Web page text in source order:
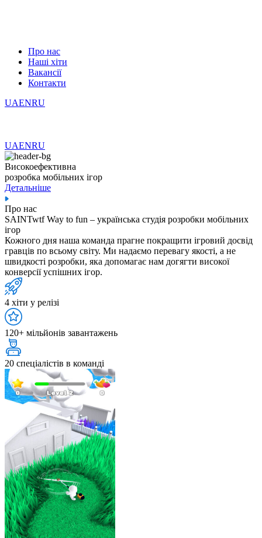
Про нас
Наші хіти
Вакансії
Контакти
UAENRU
UAENRU
Високоефективна
розробка мобільних ігор
Детальніше
Про нас
SAINTwtf Way to fun – українська студія розробки мобільних
ігор
Кожного дня наша команда прагне покращити ігровий досвід
гравців по всьому світу. Ми надаємо перевагу якості, а не
швидкості розробки, яка допомагає нам догягти високої
конверсії успішних ігор.
4 хіти у релізі
120+ мільйонів завантажень
20 спеціалістів в команді